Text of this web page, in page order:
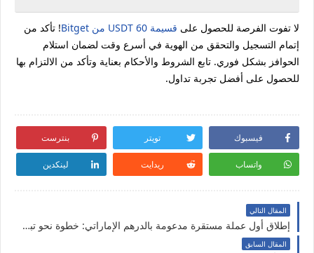
لا تفوت الفرصة للحصول على قسيمة 60 USDT من Bitget
! تأكد من
إتمام التسجيل والتحقق من الهوية في أسرع وقت لضمان استلام
الحوافز بشكل فوري. تابع الشروط والأحكام بعناية وتأكد من الالتزام بها
للحصول على أفضل تجربة تداول.
فيسبوك تويتر بنترست
واتساب ريدايت لينكدين
المقال التالي
إطلاق أول عملة مستقرة مدعومة بالدرهم الإماراتي: خطوة نحو تبني العملات الرقمية في المنطقة
المقال السابق